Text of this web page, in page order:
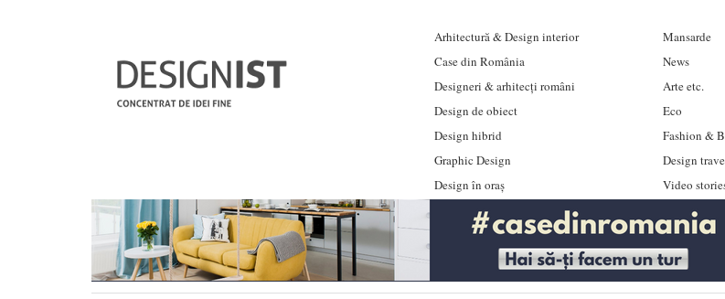
Arhitectură & Design interior
Case din România
Designeri & arhitecți români
Design de obiect
Design hibrid
Graphic Design
Design în oraș
Mansarde
News
Arte etc.
Eco
Fashion &
Design
Video